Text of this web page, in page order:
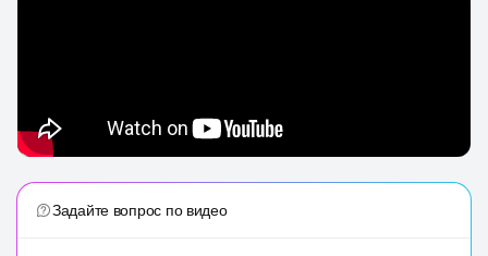
Задайте вопрос по видео